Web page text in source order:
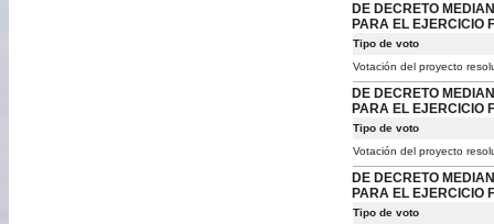
DE DECRETO
PARA EL EJERCICIO
Tipo de voto
Votación del proyecto
DE DECRETO
PARA EL EJERCICIO
Tipo de voto
Votación del proyecto
DE DECRETO
PARA EL EJERCICIO
Tipo de voto